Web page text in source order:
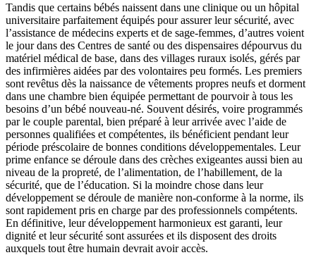
Tandis que certains bébés naissent dans une clinique ou un hôpital
universitaire parfaitement équipés pour assurer leur sécurité, avec
l’assistance de médecins experts et de sage-femmes, d’autres voient
le jour dans des Centres de santé ou des dispensaires dépourvus du
matériel médical de base, dans des villages ruraux isolés, gérés par
des infirmières aidées par des volontaires peu formés. Les premiers
sont revêtus dès la naissance de vêtements propres neufs et dorment
dans une chambre bien équipée permettant de pourvoir à tous les
besoins d’un bébé nouveau-né. Souvent désirés, voire programmés
par le couple parental, bien préparé à leur arrivée avec l’aide de
personnes qualifiées et compétentes, ils bénéficient pendant leur
période préscolaire de bonnes conditions développementales. Leur
prime enfance se déroule dans des crèches exigeantes aussi bien au
niveau de la propreté, de l’alimentation, de l’habillement, de la
sécurité, que de l’éducation. Si la moindre chose dans leur
développement se déroule de manière non-conforme à la norme, ils
sont rapidement pris en charge par des professionnels compétents.
En définitive, leur développement harmonieux est garanti, leur
dignité et leur sécurité sont assurées et ils disposent des droits
auxquels tout être humain devrait avoir accès.